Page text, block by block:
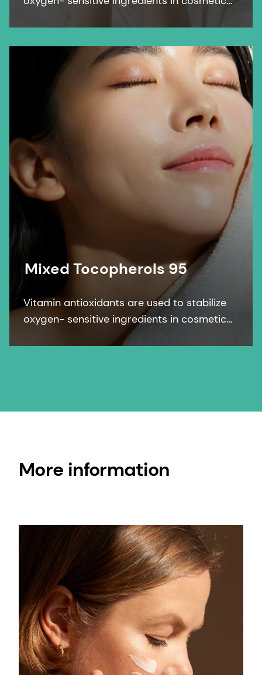
Mixed Tocopherols 95
Vitamin antioxidants are used to stabilize
oxygen- sensitive ingredients in cosmetic
formulations. Mixed Tocopherols 95
More information